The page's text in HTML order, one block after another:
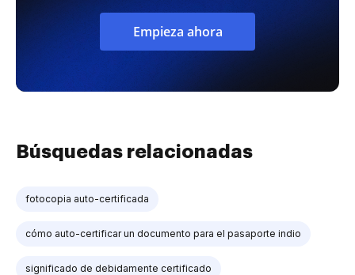
Empieza ahora
Búsquedas relacionadas
fotocopia auto-certificada
cómo auto-certificar un documento para el pasaporte indio
significado de debidamente certificado